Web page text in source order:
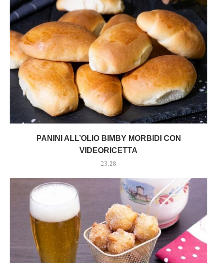
PANINI ALL’OLIO BIMBY MORBIDI CON
VIDEORICETTA
23:28